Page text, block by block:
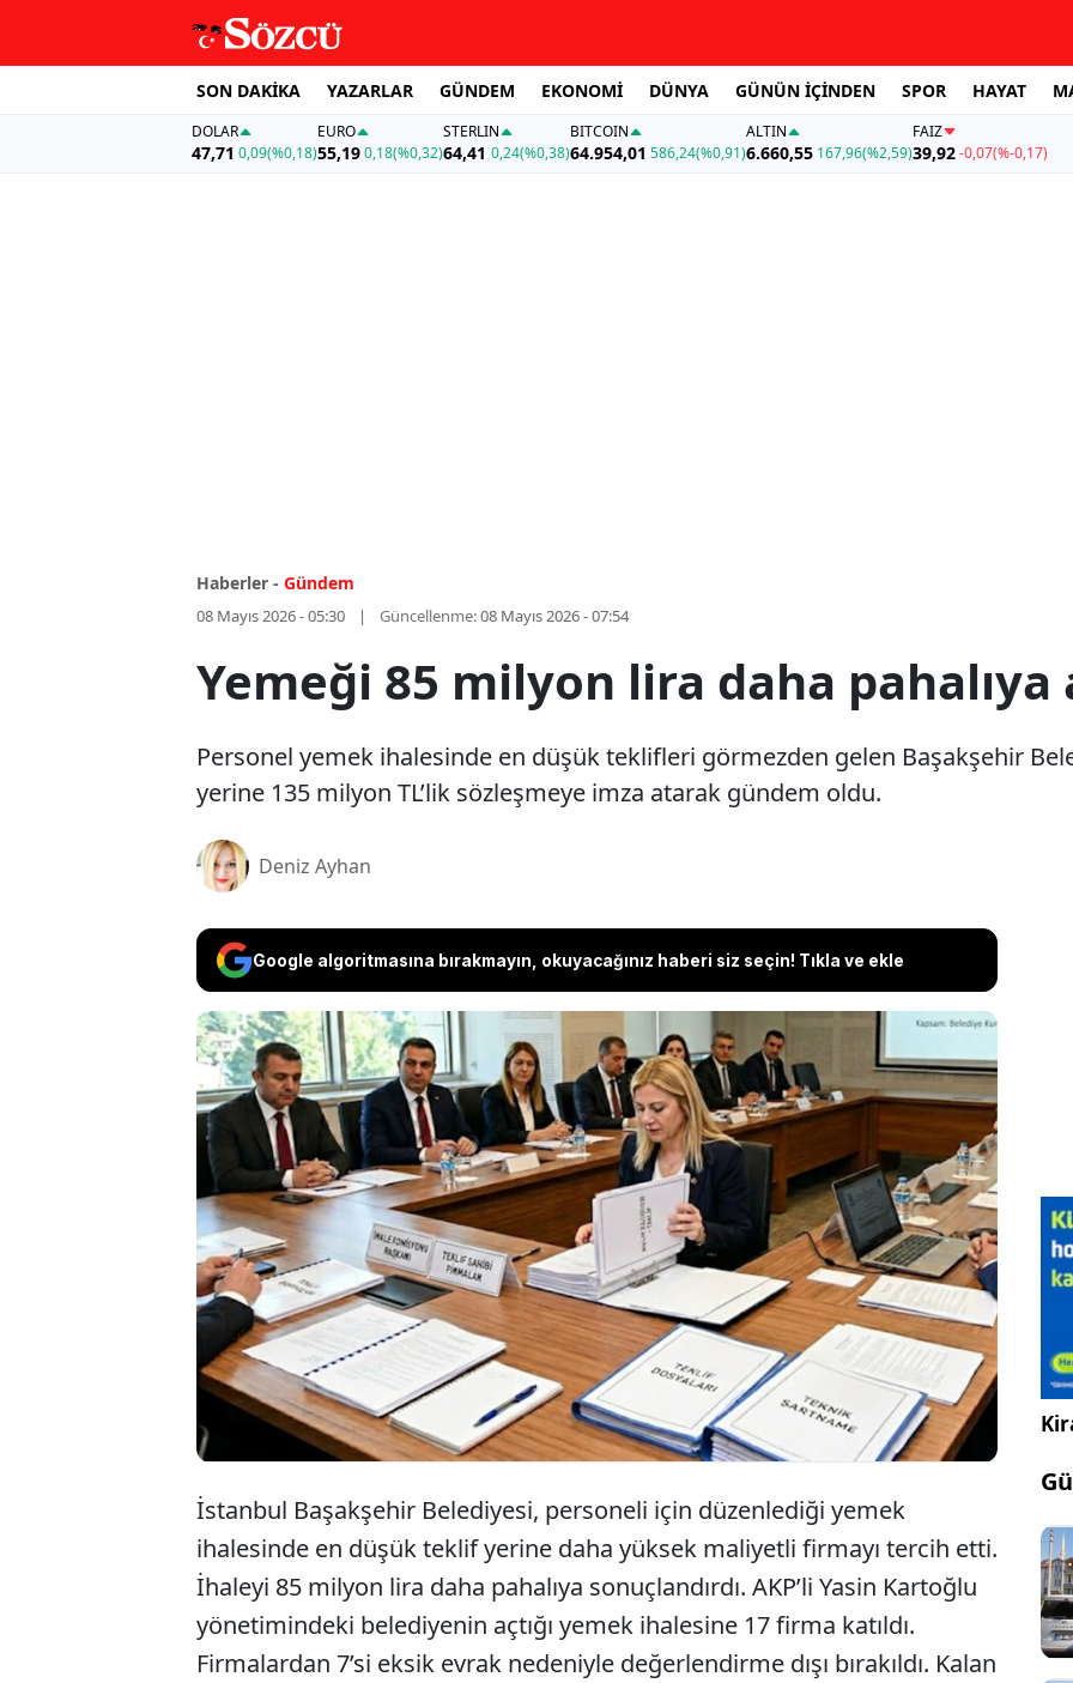
SON DAKİKA YAZARLAR GÜNDEM EKONOMİ DÜNYA GÜNÜN İÇİNDEN SPOR HAYAT
DOLAR
47,71 0,09(%0,18)
EURO
55,19 0,18(%0,32)
STERLIN
64,41 0,24(%0,38)
BITCOIN
64.954,01 586,24(%0,91)
ALTIN
6.660,55 167,96(%2,59)
FAİZ
39,92-0,07(%-0,17)
Haberler - Gündem
08 Mayıs 2026 - 05:30 Güncellenme:08 Mayıs 2026 - 07:54
Yemeği 85 milyon lira daha pahalıya
Personel yemek ihalesinde en düşük teklifleri görmezden gelen Başakşehir
yerine 135 milyon TL’lik sözleşmeye imza atarak gündem oldu.
Deniz Ayhan
Google algoritmasına bırakmayın, okuyacağınız haberi siz seçin! Tıkla ve ekle
Personel yemek ihalesinde en düşük teklifleri görmezden
gelen Başakşehir Belediyesi 50 milyon TL’lik teklif yerine
135 milyon TL’lik sözleşmeye imza atarak gündem oldu.
İstanbul Başakşehir Belediyesi, personeli için düzenlediği yemek
ihalesinde en düşük teklif yerine daha yüksek maliyetli firmayı tercih etti.
İhaleyi 85 milyon lira daha pahalıya sonuçlandırdı. AKP’li Yasin Kartoğlu
yönetimindeki belediyenin açtığı yemek ihalesine 17 firma katıldı.
Firmalardan 7’si eksik evrak nedeniyle değerlendirme dışı bırakıldı. Kalan